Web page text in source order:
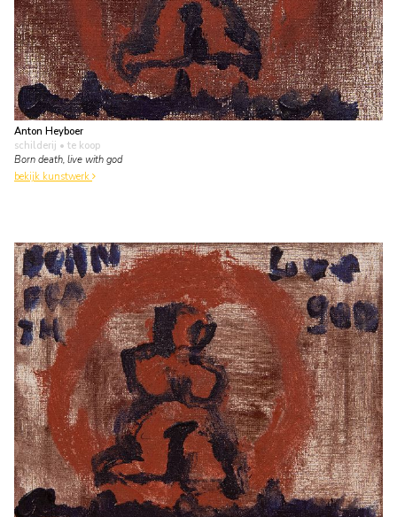
Anton Heyboer
schilderij • te koop
Born death, live with god
bekijk kunstwerk